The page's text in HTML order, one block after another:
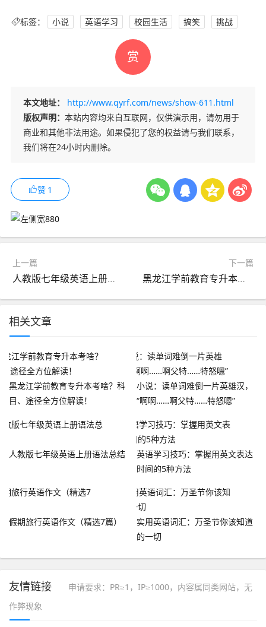
标签： 小说 英语学习 校园生活 搞笑 挑战
赏
本文地址：
http://www.qyrf.com/news/show-611.html
版权声明： 本站内容均来自互联网，仅供演示用，请勿用于
商业和其他非法用途。如果侵犯了您的权益请与我们联系，
我们将在24小时内删除。
赞 1
上一篇
人教版七年级英语上册语法总结
下一篇
黑龙江学前教育专升本考啥？科目、途径全方位解读！
相关文章
黑龙江学前教育专升本考啥？科
目、途径全方位解读！
小说：读单词难倒一片英雄汉，
“啊啊……啊父特……特怒嗯”
人教版七年级英语上册语法总结
英语学习技巧：掌握用英文表达
时间的5种方法
假期旅行英语作文（精选7篇）
实用英语词汇：万圣节你该知道
的一切
友情链接
申请要求：PR≥1，IP≥1000，内容属同类网站，无
作弊现象